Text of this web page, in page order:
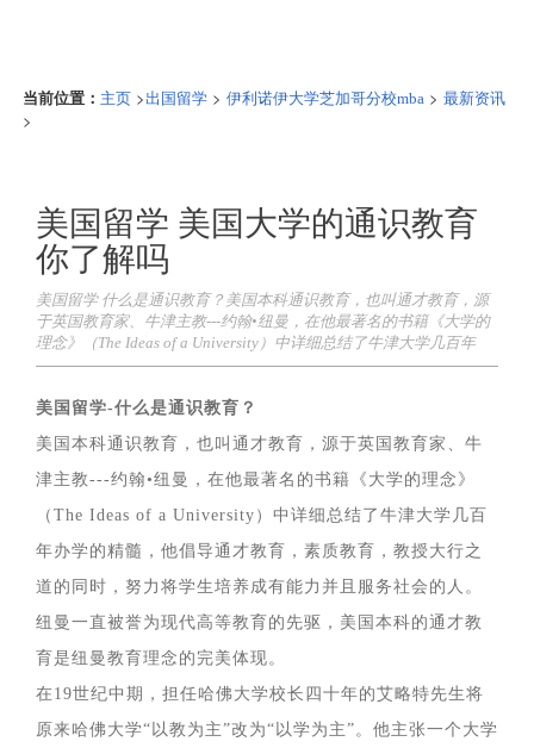
当前位置： 主页 >出国留学 >伊利诺伊大学芝加哥分校mba >最新资讯
>
美国留学 美国大学的通识教育
你了解吗
美国留学 什么是通识教育？美国本科通识教育，也叫通才教育，源
于英国教育家、牛津主教---约翰•纽曼，在他最著名的书籍《大学的
理念》（The Ideas of a University）中详细总结了牛津大学几百年
美国留学-什么是通识教育？
美国本科通识教育，也叫通才教育，源于英国教育家、牛
津主教---约翰•纽曼，在他最著名的书籍《大学的理念》
（The Ideas of a University）中详细总结了牛津大学几百
年办学的精髓，他倡导通才教育，素质教育，教授大行之
道的同时，努力将学生培养成有能力并且服务社会的人。
纽曼一直被誉为现代高等教育的先驱，美国本科的通才教
育是纽曼教育理念的完美体现。
在19世纪中期，担任哈佛大学校长四十年的艾略特先生将
原来哈佛大学“以教为主”改为“以学为主”。他主张一个大学